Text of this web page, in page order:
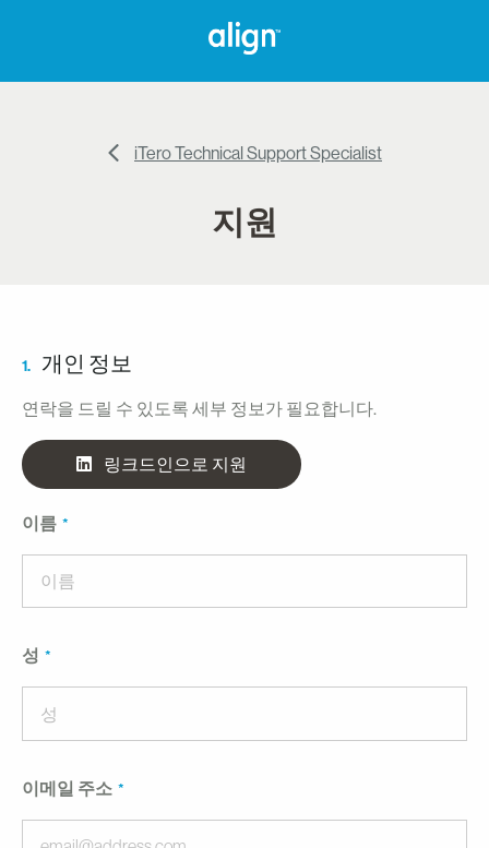
iTero Technical Support Specialist
지원
1. 개인 정보
연락을 드릴 수 있도록 세부 정보가 필요합니다.
링크드인으로 지원
이름
성
이메일 주소